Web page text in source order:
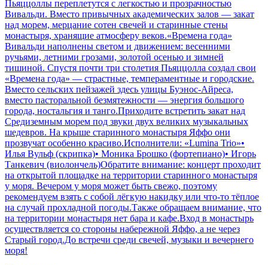
Пьяццоллы переплетутся с легкостью и прозрачностью
Вивальди. Вместо привычных академических залов — закат
над морем, мерцание сотен свечей и старинные стены
монастыря, хранящие атмосферу веков.«Времена года»
Вивальди наполнены светом и движением: весенними
ручьями, летними грозами, золотой осенью и зимней
тишиной. Спустя почти три столетия Пьяццолла создал свои
«Времена года» — страстные, темпераментные и городские.
Вместо сельских пейзажей здесь улицы Буэнос-Айреса,
вместо пасторальной безмятежности — энергия большого
города, ностальгия и танго.Приходите встретить закат над
Средиземным морем под звуки двух великих музыкальных
шедевров. На крыше старинного монастыря Яффо они
прозвучат особенно красиво.Исполнители: «Lumina Trio»•
Илья Вульф (скрипка)• Моника Брошко (фортепиано)• Игорь
Танкевич (виолончель)Обратите внимание: концерт проходит
на открытой площадке на территории старинного монастыря
у моря. Вечером у моря может быть свежо, поэтому
рекомендуем взять с собой лёгкую накидку или что-то тёплое
на случай прохладной погоды.Также обращаем внимание, что
на территории монастыря нет бара и кафе.Вход в монастырь
осуществляется со стороны набережной Яффо, а не через
Старый город.До встречи среди свечей, музыки и вечернего
моря!